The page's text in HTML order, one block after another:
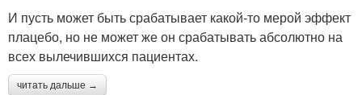
И пусть может быть срабатывает какой-то мерой эффект
плацебо, но не может же он срабатывать абсолютно на
всех вылечившихся пациентах.
читать дальше →